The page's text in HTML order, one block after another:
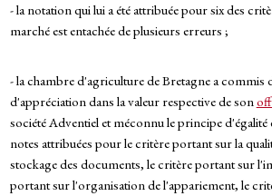
- la notation qui lui a été attribuée pour six des
marché est entachée de plusieurs erreurs ;
- la chambre d'agriculture de Bretagne a commis
d'appréciation dans la valeur respective de son
société Adventiel et méconnu le principe d'égalité
notes attribuées pour le critère portant sur la
stockage des documents, le critère portant sur
portant sur l'organisation de l'appariement, le